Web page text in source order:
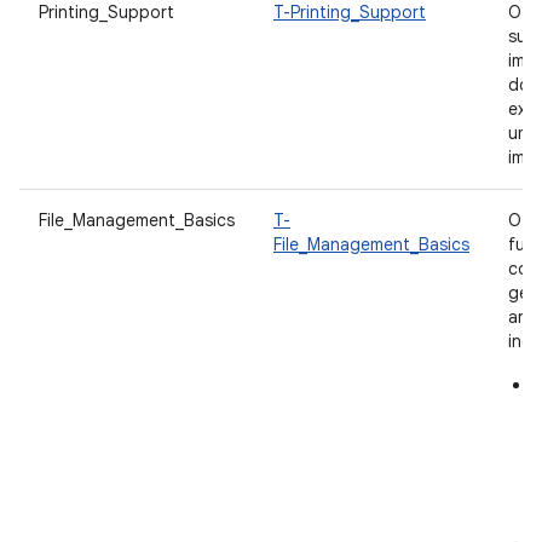
Printing_Support T-Printing_Support
O
um
File_Management_Basics
T-
File_Management_Basics
O